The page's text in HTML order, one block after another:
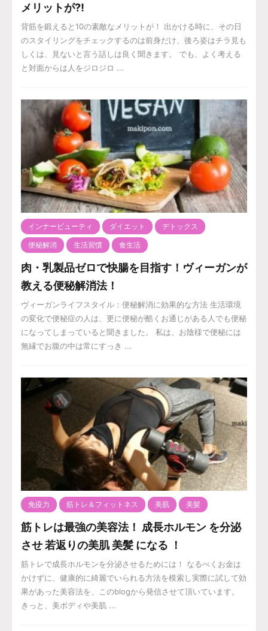
メリットが⁈
背筋を鍛えると10の素敵なメリットが！ 出かける時に、その日
のスタイリングをチェックするのは前身だけ、後ろ姿はチラ見も
しくは、見ないと言う話しは良く聞きます。 でも、よく考える
と対面からは人をジロジロ ...
インナービューティ ダイエット デトックス
便秘解消 生活習慣 食生活
肉・乳製品ゼロで快腸を目指す！ヴィーガンが
教える便秘解消法！
ヴィーガンライフスタイル：便秘解消に効果的な方法 生活環境
の変化で便秘症の人は、更に便秘が酷くお通じがある人でも便秘
になってしまっていると聞きました。 私は、お陰様で便秘には
無縁でお腹の中は常にすっき ...
免疫力 筋トレ＆フィットネス 美肌 美髪
筋トレは最強の美容法！ 成長ホルモン を分泌
させ 若返りの美肌 美髪 になる ！
筋トレで成長ホルモンを分泌させるためには！ なるべくお金は
かけずに、健康的に綺麗でいられる方法を模索し実際に試して効
果があった美容法を、このblogから発信させて頂いています。
きっと、美ボディや美肌 ...